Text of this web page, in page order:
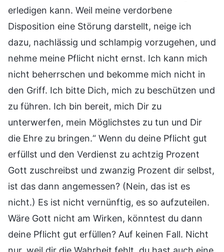
erledigen kann. Weil meine verdorbene
Disposition eine Störung darstellt, neige ich
dazu, nachlässig und schlampig vorzugehen, und
nehme meine Pflicht nicht ernst. Ich kann mich
nicht beherrschen und bekomme mich nicht in
den Griff. Ich bitte Dich, mich zu beschützen und
zu führen. Ich bin bereit, mich Dir zu
unterwerfen, mein Möglichstes zu tun und Dir
die Ehre zu bringen.“ Wenn du deine Pflicht gut
erfüllst und den Verdienst zu achtzig Prozent
Gott zuschreibst und zwanzig Prozent dir selbst,
ist das dann angemessen? (Nein, das ist es
nicht.) Es ist nicht vernünftig, es so aufzuteilen.
Wäre Gott nicht am Wirken, könntest du dann
deine Pflicht gut erfüllen? Auf keinen Fall. Nicht